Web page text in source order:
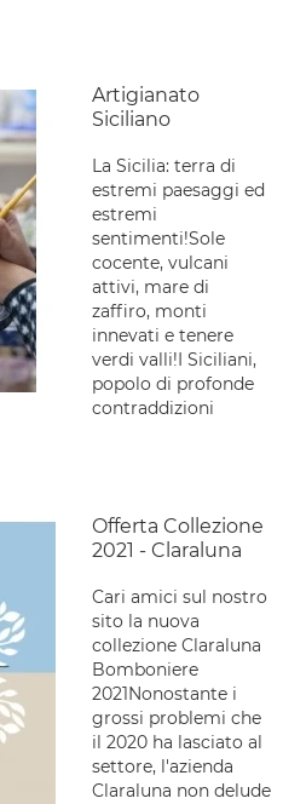
Artigianato
Siciliano
La Sicilia: terra di
estremi paesaggi ed
estremi
sentimenti!Sole
cocente, vulcani
attivi, mare di
zaffiro, monti
innevati e tenere
verdi valli!I Siciliani,
popolo di profonde
contraddizioni
Offerta Collezione
2021 - Claraluna
Cari amici sul nostro
sito la nuova
collezione Claraluna
Bomboniere
2021Nonostante i
grossi problemi che
il 2020 ha lasciato al
settore, l'azienda
Claraluna non delude